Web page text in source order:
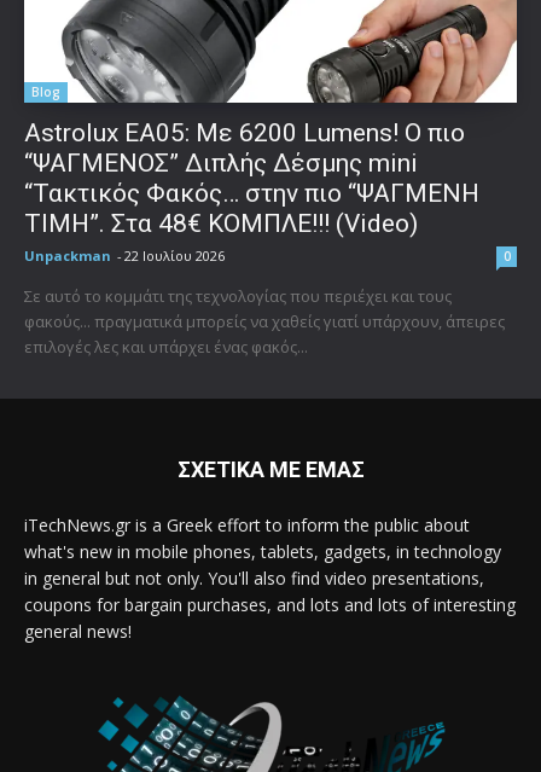
Blog
Astrolux ΕΑ05: Με 6200 Lumens! Ο πιο
“ΨΑΓΜΕΝΟΣ” Διπλής Δέσμης mini
“Τακτικός Φακός… στην πιο “ΨΑΓΜΕΝΗ
ΤΙΜΗ”. Στα 48€ ΚΟΜΠΛΕ!!! (Video)
Unpackman - 22 Ιουλίου 2026 0
Σε αυτό το κομμάτι της τεχνολογίας που περιέχει και τους
φακούς... πραγματικά μπορείς να χαθείς γιατί υπάρχουν, άπειρες
επιλογές λες και υπάρχει ένας φακός...
ΣΧΕΤΙΚΑ ΜΕ ΕΜΑΣ
iTechNews.gr is a Greek effort to inform the public about
what's new in mobile phones, tablets, gadgets, in technology
in general but not only. You'll also find video presentations,
coupons for bargain purchases, and lots and lots of interesting
general news!